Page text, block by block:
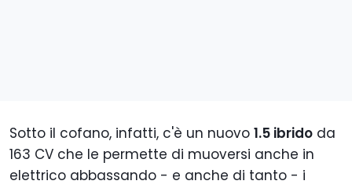
Sotto il cofano, infatti, c'è un nuovo 1.5 ibrido da
163 CV che le permette di muoversi anche in
elettrico abbassando - e anche di tanto - i